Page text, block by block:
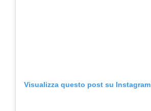
Visualizza questo post su Instagram